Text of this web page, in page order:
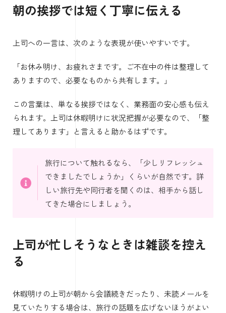
朝の挨拶では短く丁寧に伝える
上司への一言は、次のような表現が使いやすいです。
「お休み明け、お疲れさまです。ご不在中の件は整理して
ありますので、必要なものから共有します。」
この言葉は、単なる挨拶ではなく、業務面の安心感も伝え
られます。上司は休暇明けに状況把握が必要なので、「整
理してあります」と言えると助かるはずです。
旅行について触れるなら、「少しリフレッシュ
できましたでしょうか」くらいが自然です。詳
しい旅行先や同行者を聞くのは、相手から話し
てきた場合にしましょう。
上司が忙しそうなときは雑談を控え
る
休暇明けの上司が朝から会議続きだったり、未読メールを
見ていたりする場合は、旅行の話題を広げないほうがよい